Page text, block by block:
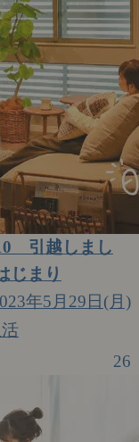
引越しまし
じまり
年5月29日(月)
26